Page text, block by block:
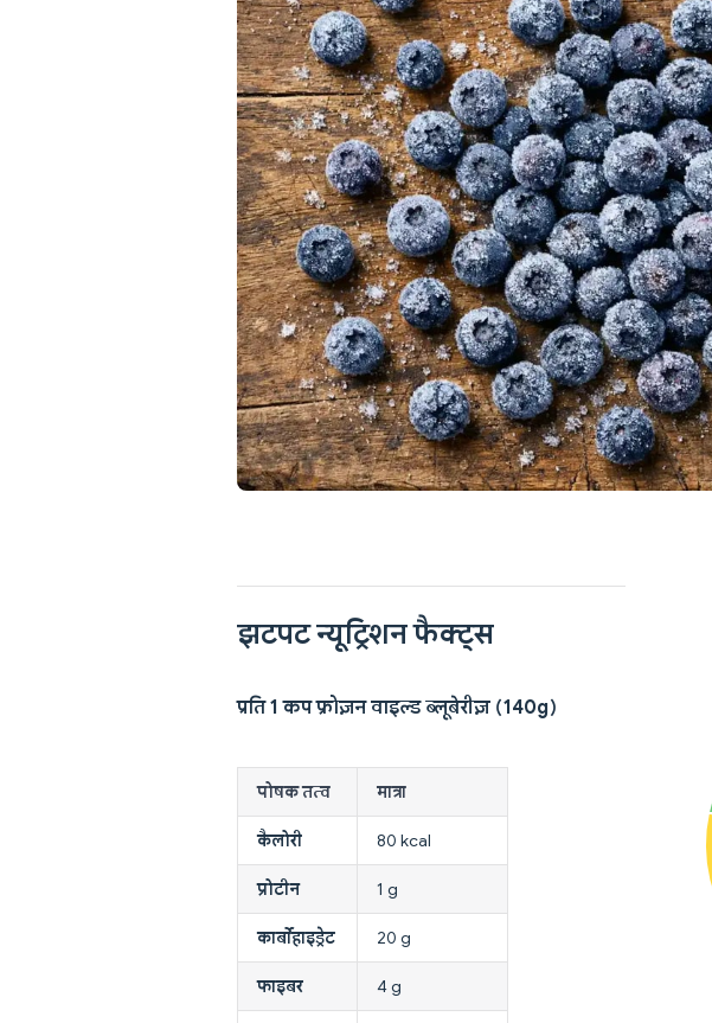
झटपट न्यूट्रिशन फैक्ट्स
प्रति 1 कप फ्रोज़न वाइल्ड ब्लूबेरीज़ (140g)
पोषक तत्व मात्रा
कैलोरी 80 kcal
प्रोटीन 1 g
कार्बोहाइड्रेट 20 g
फाइबर 4 g